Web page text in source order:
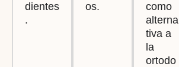
dientes
.
os.
como
alterna
tiva a
la
ortodo